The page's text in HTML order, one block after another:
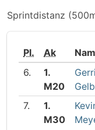
Sprintdistanz
Pl. Ak
6.
1.
M20
7.
1.
M30